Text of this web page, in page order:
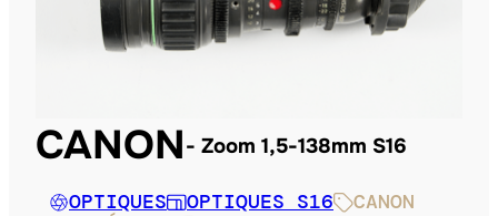
CANON Zoom 1,5-138mm S16
OPTIQUES OPTIQUES S16
CANON